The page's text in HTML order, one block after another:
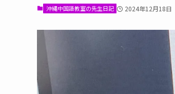
沖縄中国語教室の先生日記 2024年12月18日